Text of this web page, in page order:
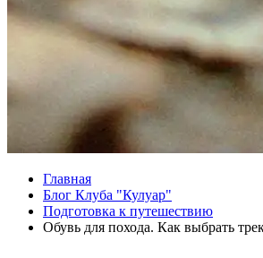
Главная
Блог Клуба "Кулуар"
Подготовка к путешествию
Обувь для похода. Как выбрать